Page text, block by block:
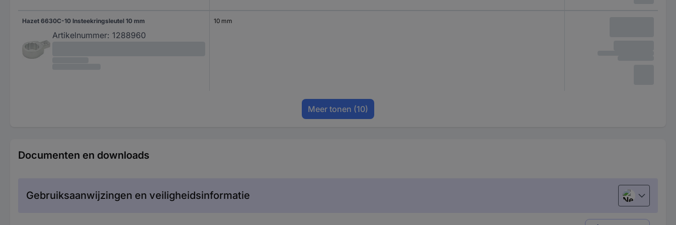
Hazet 6630C-10 Insteekringsleutel 10 mm
Artikelnummer: 1288960
10 mm
Meer tonen (10)
Documenten en downloads
Gebruiksaanwijzingen en veiligheidsinformatie Nederlands